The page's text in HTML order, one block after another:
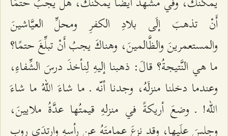
أَنْ تذهبَ إلَى بلادِ الكفرِ ومحلِّ العیَّاشینَ
والمستعمرینَ والظَّالمینَ، وهناكَ یجبُ أَنْ تبلِّغَ حتمًا؟
ما هي النَّتیجةُ؟ قالَ: ذهبنا إلیهِ لِنأخذَ درسَ الشِّفاءِ،
وعندما دخلنا منزلَهُ، وجدنا أنّه ـ ما شاءَ اللّهُ ما شاءَ
الله! ـ وضعَ أریكةً في منزلهِ قیمتُها عدَّةُ ملایینَ،
وجلسَ علَيها، وقد نزعَ عمامتَهُ عن رأسهِ وارتدَى روب